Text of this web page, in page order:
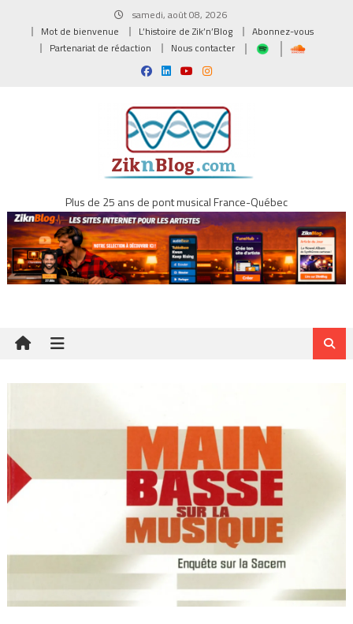
samedi, août 08, 2026
Mot de bienvenue
L’histoire de Zik’n’Blog
Abonnez-vous
Partenariat de rédaction
Nous contacter
Plus de 25 ans de pont musical France-Québec